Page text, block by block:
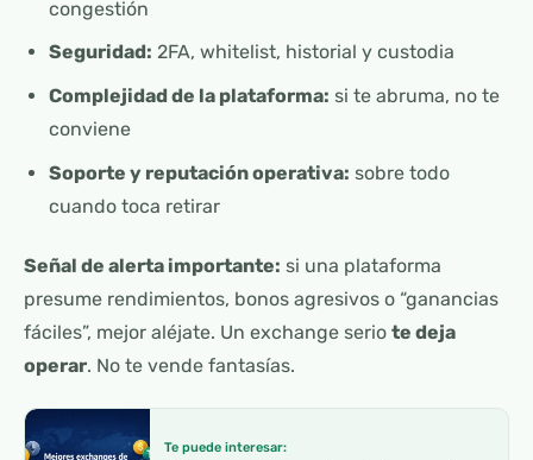
congestión
Seguridad: 2FA, whitelist, historial y custodia
Complejidad de la plataforma: si te abruma, no te
conviene
Soporte y reputación operativa: sobre todo
cuando toca retirar
Señal de alerta importante: si una plataforma
presume rendimientos, bonos agresivos o “ganancias
fáciles”, mejor aléjate. Un exchange serio te deja
operar. No te vende fantasías.
Te puede interesar: